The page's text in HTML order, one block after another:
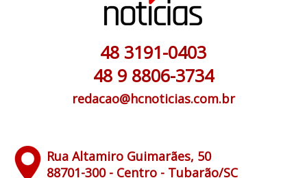
48 3191-0403
48 9 8806-3734
redacao@hcnoticias.com.br
Rua Altamiro Guimarães, 50
88701-300 - Centro - Tubarão/SC